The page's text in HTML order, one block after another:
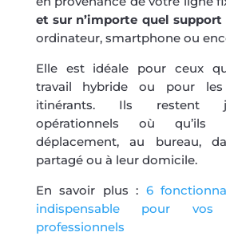
et sur n’importe quel support
ordinateur, smartphone ou
Elle est idéale pour ceux
travail hybride ou pour les
itinérants. Ils restent
opérationnels où
déplacement, au bureau,
partagé ou à leur domicile.
En savoir plus : 6
indispensable pour vos
professionnels